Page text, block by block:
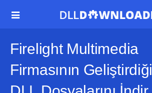

Firelight Multimedia
Firmasının Geliştirdiği